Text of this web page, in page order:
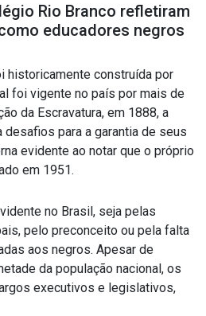
Rio Branco refletiram
educadores negros
historicamente construída por
foi vigente no país por mais de
da Escravatura, em 1888, a
desafios para a garantia de seus
evidente ao notar que o próprio
em 1951.
no Brasil, seja pelas
pelo preconceito ou pela falta
aos negros. Apesar de
da população nacional, os
executivos e legislativos,